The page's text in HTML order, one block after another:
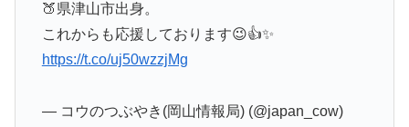
🍑県津山市出身。
これからも応援しております😉👍✨
https://t.co/uj50wzzjMg
— コウのつぶやき(岡山情報局) (@japan_cow)